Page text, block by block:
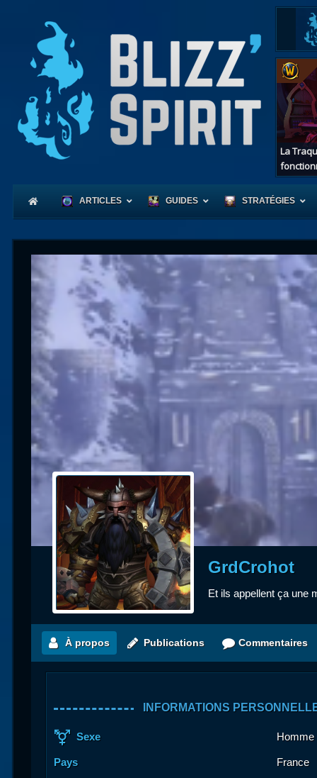
La
ARTICLES GUIDES
Coeur
Races
alliées
des îles
le vol
Uldum
Val
STRATÉGIES
GrdCrohot
Et ils appellent ça une
À propos Publications Commentaires
INFORMATIONS
Sexe Homme
Pays France